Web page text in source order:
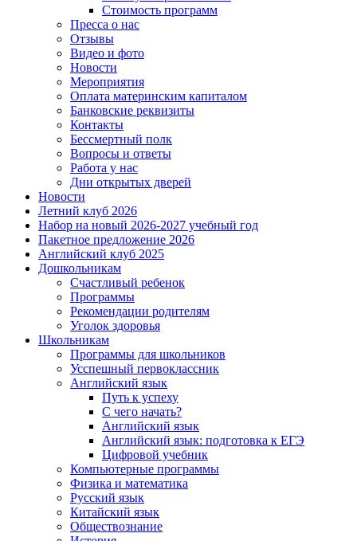
Стоимость программ
Пресса о нас
Отзывы
Видео и фото
Новости
Мероприятия
Оплата материнским капиталом
Банковские реквизиты
Контакты
Бессмертный полк
Вопросы и ответы
Работа у нас
Дни открытых дверей
Новости
Летний клуб 2026
Набор на новый 2026-2027 учебный год
Пакетное предложение 2026
Английский клуб 2025
Дошкольникам
Счастливый ребенок
Программы
Рекомендации родителям
Уголок здоровья
Школьникам
Программы для школьников
Усспешный первоклассник
Английский язык
Путь к успеху
С чего начать?
Английский язык
Английский язык: подготовка к ЕГЭ
Цифровой учебник
Компьютерные программы
Физика и математика
Русский язык
Китайский язык
Обществознание